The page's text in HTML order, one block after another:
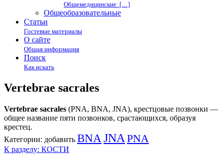
Общемедицинские […]
Общеобразовательные
Статьи
Гостевые материалы
О сайте
Общая информация
Поиск
Как искать
Vertebrae sacrales
Vertebrae sacrales (PNA, BNA, JNA), крестцовые позвонки —
общее название пяти позвонков, срастающихся, образуя
крестец.
Категории: добавить BNA JNA PNA
К разделу: КОСТИ